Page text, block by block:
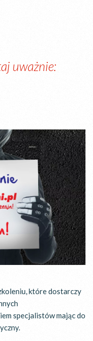
uważnie:
które dostarczy
specjalistów mając do